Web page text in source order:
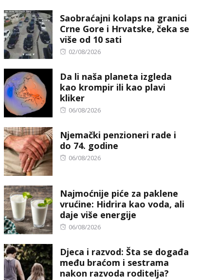
Saobraćajni kolaps na granici
Crne Gore i Hrvatske, čeka se
više od 10 sati
Posted
02/08/2026
Da li naša planeta izgleda
kao krompir ili kao plavi
kliker
Posted
06/08/2026
Njemački penzioneri rade i
do 74. godine
Posted
06/08/2026
Najmoćnije piće za paklene
vrućine: Hidrira kao voda, ali
daje više energije
Posted
06/08/2026
Djeca i razvod: Šta se događa
među braćom i sestrama
nakon razvoda roditelja?